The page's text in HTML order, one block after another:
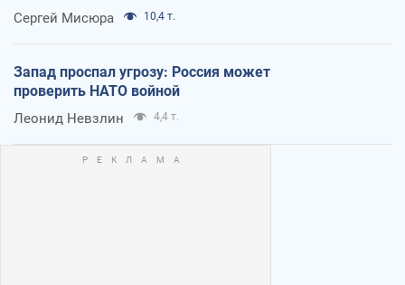
Сергей Мисюра 10,4 т.
Запад проспал угрозу: Россия может
проверить НАТО войной
Леонид Невзлин 4,4 т.